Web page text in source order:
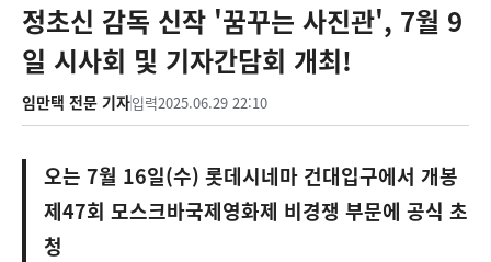
정초신 감독 신작 '꿈꾸는 사진관', 7월 9
일 시사회 및 기자간담회 개최!
임만택 전문 기자입력2025.06.29 22:10
오는 7월 16일(수) 롯데시네마 건대입구에서 개봉
제47회 모스크바국제영화제 비경쟁 부문에 공식 초
청